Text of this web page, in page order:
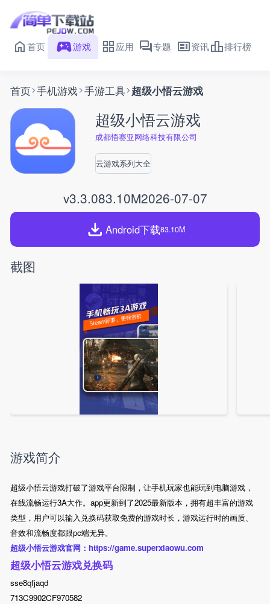
首页 游戏 应用 专题 资讯 排行榜
首页 手机游戏 手游工具 超级小悟云游戏
超级小悟云游戏
成都悟赛亚网络科技有限公司
云游戏系列大全
v3.3.083.10M2026-07-07
Android下载83.10M
截图
游戏简介
超级小悟云游戏打破了游戏平台限制，让手机玩家也能玩到电脑游戏，
在线流畅运行3A大作。app更新到了2025最新版本，拥有超丰富的游戏
类型，用户可以输入兑换码获取免费的游戏时长，游戏运行时的画质、
音效和流畅度都跟pc端无异。
超级小悟云游戏官网：https://game.superxiaowu.com
超级小悟云游戏兑换码
sse8qfjaqd
713C9902CF970582